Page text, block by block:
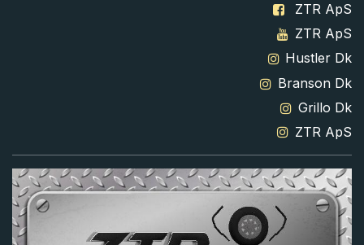
ZTR ApS
ZTR ApS
Hustler Dk
Branson Dk
Grillo Dk
ZTR ApS